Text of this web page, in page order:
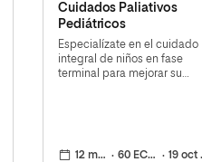
Cuidados Paliativos
Pediátricos
Especialízate en el cuidado
integral de niños en fase
terminal para mejorar su
12 meses 60 ECTS 19 oct 2026